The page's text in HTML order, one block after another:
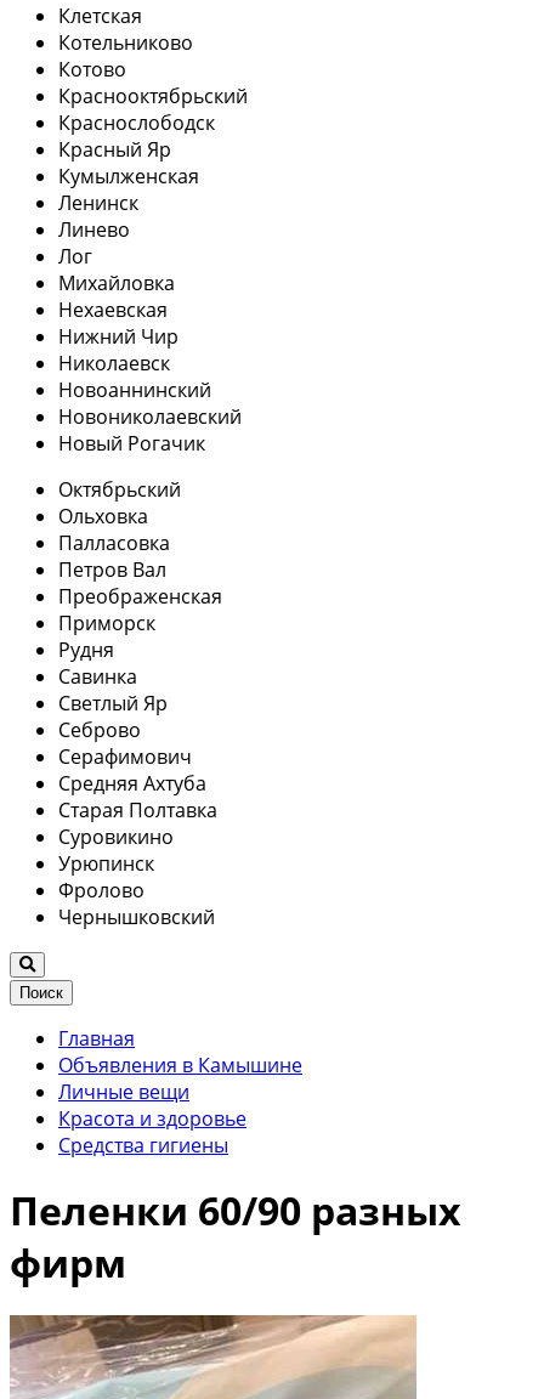
Клетская
Котельниково
Котово
Краснооктябрьский
Краснослободск
Красный Яр
Кумылженская
Ленинск
Линево
Лог
Михайловка
Нехаевская
Нижний Чир
Николаевск
Новоаннинский
Новониколаевский
Новый Рогачик
Октябрьский
Ольховка
Палласовка
Петров Вал
Преображенская
Приморск
Рудня
Савинка
Светлый Яр
Себрово
Серафимович
Средняя Ахтуба
Старая Полтавка
Суровикино
Урюпинск
Фролово
Чернышковский
Поиск
Главная
Объявления в Камышине
Личные вещи
Красота и здоровье
Средства гигиены
Пеленки 60/90 разных
фирм